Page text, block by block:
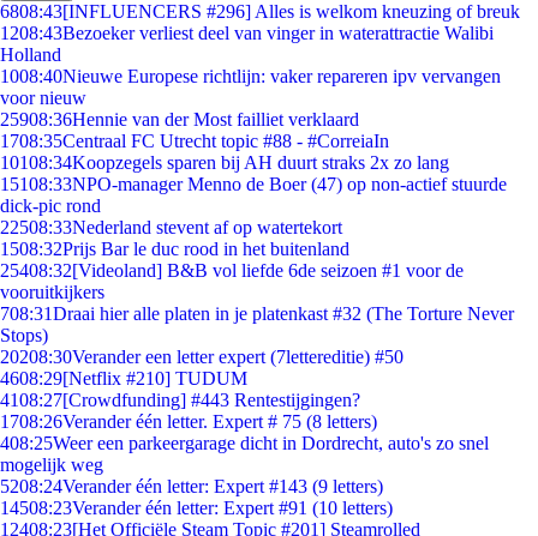
6808:43[INFLUENCERS #296] Alles is welkom kneuzing of breuk
1208:43Bezoeker verliest deel van vinger in waterattractie Walibi
Holland
1008:40Nieuwe Europese richtlijn: vaker repareren ipv vervangen
voor nieuw
25908:36Hennie van der Most failliet verklaard
1708:35Centraal FC Utrecht topic #88 - #CorreiaIn
10108:34Koopzegels sparen bij AH duurt straks 2x zo lang
15108:33NPO-manager Menno de Boer (47) op non-actief stuurde
dick-pic rond
22508:33Nederland stevent af op watertekort
1508:32Prijs Bar le duc rood in het buitenland
25408:32[Videoland] B&B vol liefde 6de seizoen #1 voor de
vooruitkijkers
708:31Draai hier alle platen in je platenkast #32 (The Torture Never
Stops)
20208:30Verander een letter expert (7lettereditie) #50
4608:29[Netflix #210] TUDUM
4108:27[Crowdfunding] #443 Rentestijgingen?
1708:26Verander één letter. Expert # 75 (8 letters)
408:25Weer een parkeergarage dicht in Dordrecht, auto's zo snel
mogelijk weg
5208:24Verander één letter: Expert #143 (9 letters)
14508:23Verander één letter: Expert #91 (10 letters)
12408:23[Het Officiële Steam Topic #201] Steamrolled